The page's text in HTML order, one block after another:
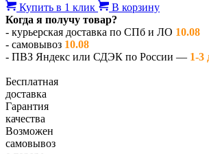
Купить в 1 клик
В корзину
Когда я получу товар?
- курьерская доставка по СПб и ЛО 10.08
- самовывоз 10.08
- ПВЗ Яндекс или СДЭК по России — 1-3
Бесплатная
доставка
Гарантия
качества
Возможен
самовывоз